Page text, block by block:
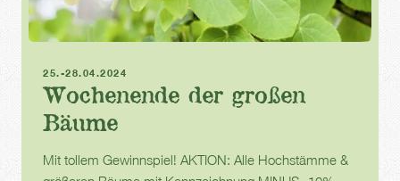
25.-28.04.2024
Wochenende der großen
Bäume
Mit tollem Gewinnspiel! AKTION: Alle Hochstämme &